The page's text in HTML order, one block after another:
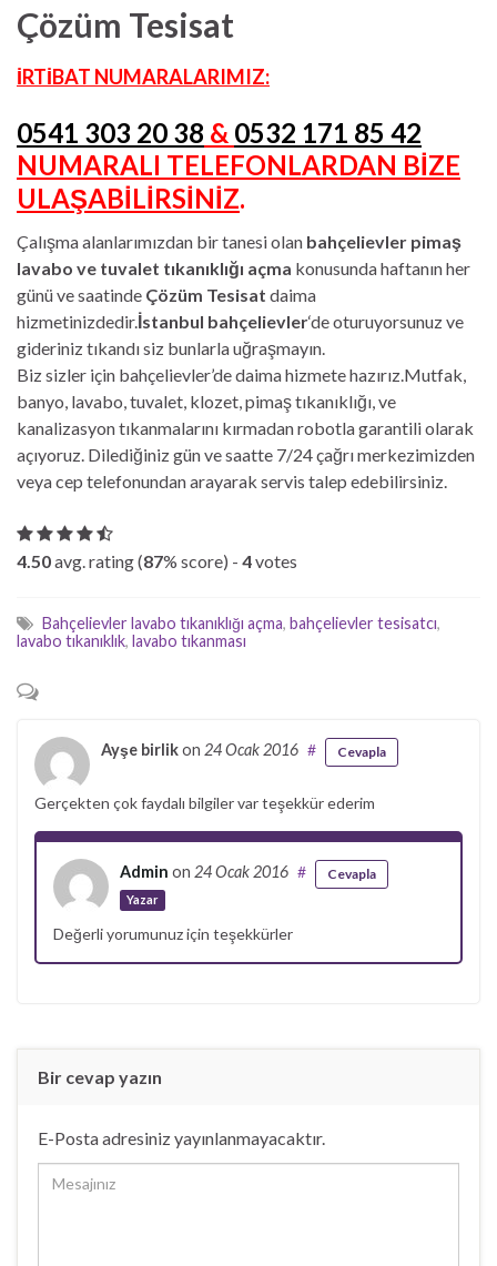
Çözüm Tesisat
İRTİBAT NUMARALARIMIZ:
0541 303 20 38 & 0532 171 85 42
NUMARALI TELEFONLARDAN BİZE
ULAŞABİLİRSİNİZ.
Çalışma alanlarımızdan bir tanesi olan bahçelievler pimaş
lavabo ve tuvalet tıkanıklığı açma konusunda haftanın her
günü ve saatinde Çözüm Tesisat daima
hizmetinizdedir.İstanbul bahçelievler‘de oturuyorsunuz ve
gideriniz tıkandı siz bunlarla uğraşmayın.
Biz sizler için bahçelievler’de daima hizmete hazırız.Mutfak,
banyo, lavabo, tuvalet, klozet, pimaş tıkanıklığı, ve
kanalizasyon tıkanmalarını kırmadan robotla garantili olarak
açıyoruz. Dilediğiniz gün ve saatte 7/24 çağrı merkezimizden
veya cep telefonundan arayarak servis talep edebilirsiniz.
4.50avg. rating (87% score) - 4votes
Bahçelievler lavabo tıkanıklığı açma, bahçelievler tesisatcı,
lavabo tıkanıklık, lavabo tıkanması
Ayşe birlikon 24 Ocak 2016 # Cevapla
Gerçekten çok faydalı bilgiler var teşekkür ederim
Admin on 24 Ocak 2016
Yazar
# Cevapla
Değerli yorumunuz için teşekkürler
Bir cevap yazın
E-Posta adresiniz yayınlanmayacaktır.